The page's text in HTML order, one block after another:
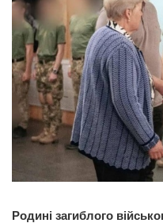
Родині загиблого